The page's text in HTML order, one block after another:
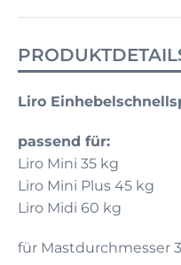
Liro
passend für:
Liro Mini 35 kg
Liro Mini Plus 45 kg
Liro Midi 60 kg
für Mastdurchmesser